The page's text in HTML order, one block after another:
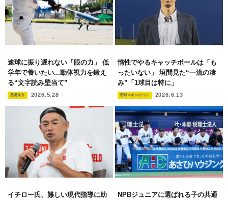
速球に振り遅れない「眼の力」 低
学年で養いたい...動体視力を鍛え
る“文字読み壁当て”
基礎体力 2026.5.28
惰性でやるキャッチボールは「も
ったいない」 垣間見た“一流の凄
み”「1球目は特に」
野球スキルのコツ 2026.6.13
イチロー氏、難しい現代指導に助
NPBジュニアに選ばれる子の共通